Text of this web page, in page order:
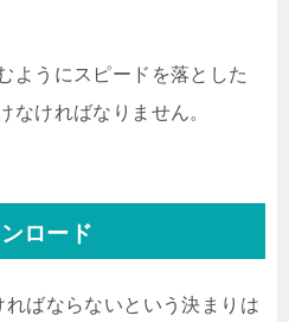
ようにスピードを落とした
なければなりません。
ロード
ばならないという決まりは